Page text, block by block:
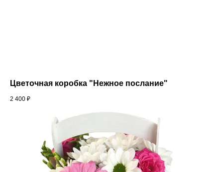
Цветочная коробка "Нежное послание"
2 400 ₽